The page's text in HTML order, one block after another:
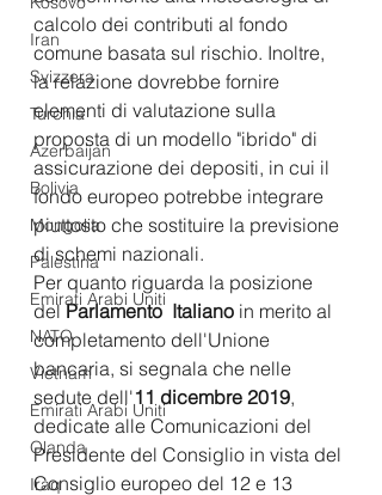
Iran
Svizzera
Turchia
Azerbaijan
Bolivia
Mongolia
Palestina
Emirati Arabi Uniti
NATO
Vietnam
Emirati Arabi Uniti
Olanda
Iraq
calcolo dei contributi al fondo
comune basata sul rischio. Inoltre,
la relazione dovrebbe fornire
elementi di valutazione sulla
proposta di un modello "ibrido" di
assicurazione dei depositi, in cui il
fondo europeo potrebbe integrare
piuttosto che sostituire la previsione
di schemi nazionali.
Per quanto riguarda la posizione
del Parlamento  Italiano in merito al
completamento dell'Unione
bancaria, si segnala che nelle
sedute dell'11 dicembre 2019,
dedicate alle Comunicazioni del
Presidente del Consiglio in vista del
Consiglio europeo del 12 e 13